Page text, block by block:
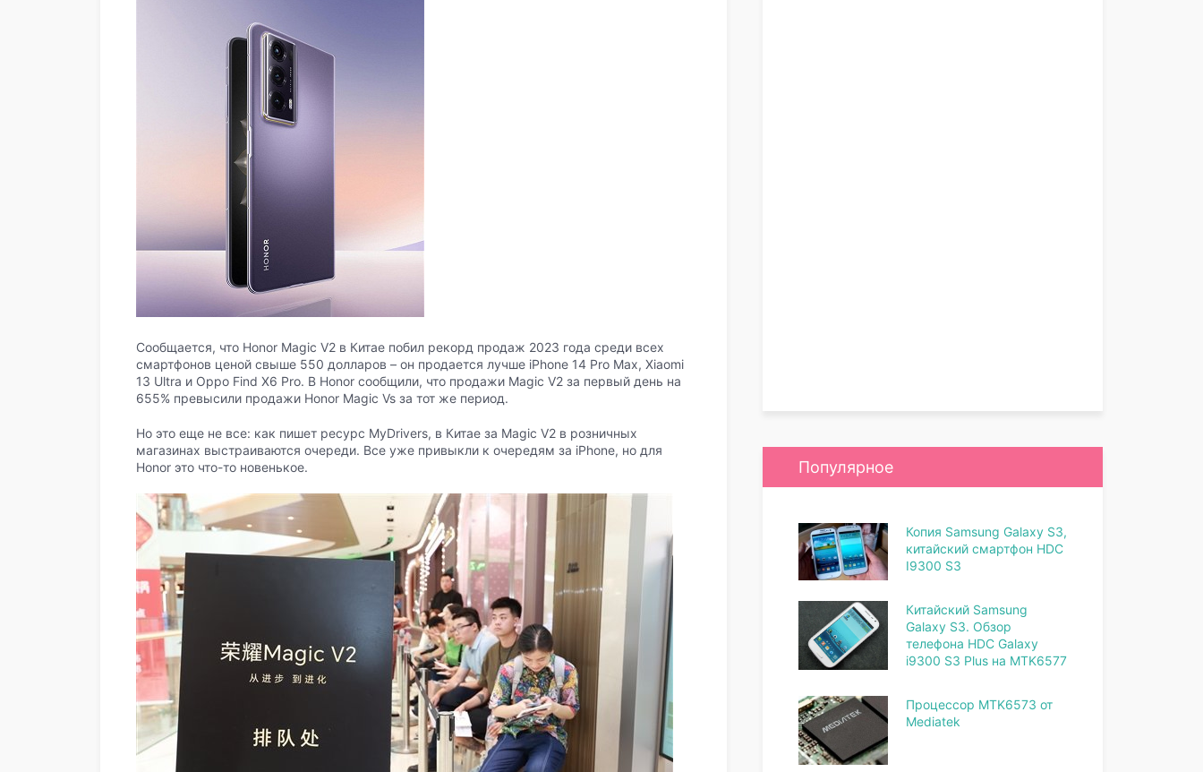
Сообщается, что Honor Magic V2 в Китае побил рекорд продаж 2023 года среди всех
смартфонов ценой свыше 550 долларов – он продается лучше iPhone 14 Pro Max, Xiaomi
13 Ultra и Oppo Find X6 Pro. В Honor сообщили, что продажи Magic V2 за первый день на
655% превысили продажи Honor Magic Vs за тот же период.
Но это еще не все: как пишет ресурс MyDrivers, в Китае за Magic V2 в розничных
магазинах выстраиваются очереди. Все уже привыкли к очередям за iPhone, но для
Honor это что-то новенькое.
Популярное
Копия Samsung Galaxy S3,
китайский смартфон HDC
I9300 S3
Китайский Samsung
Galaxy S3. Обзор
телефона HDC Galaxy
i9300 S3 Plus на MTK6577
Процессор MTK6573 от
Mediatek